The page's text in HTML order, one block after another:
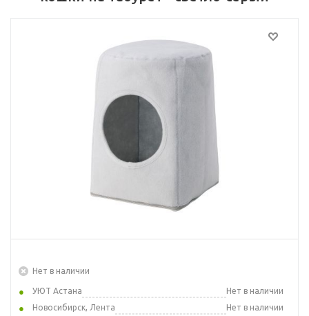
Нет в наличии
УЮТ Астана
Нет в наличии
Новосибирск, Лента
Нет в наличии